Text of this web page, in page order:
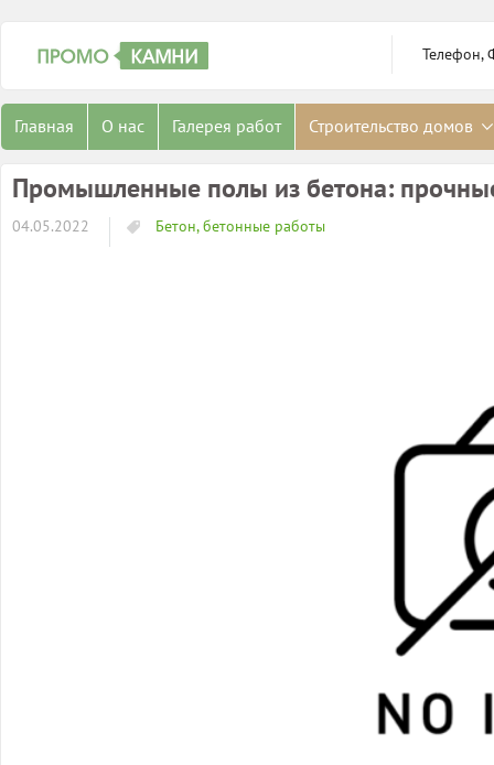
Телефон,
Главная О нас Галерея работ Строительство домов
Промышленные полы из бетона:
04.05.2022 Бетон, бетонные работы